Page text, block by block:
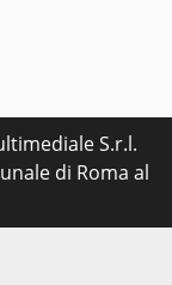
S.r.l.
di Roma al